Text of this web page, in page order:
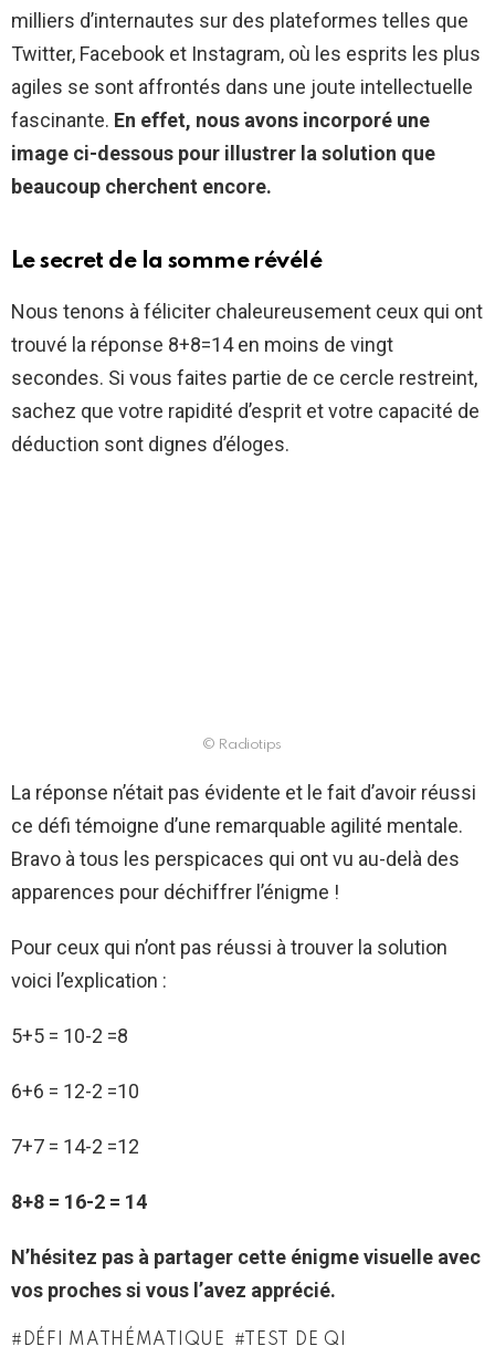
milliers d’internautes sur des plateformes telles que
Twitter, Facebook et Instagram, où les esprits les plus
agiles se sont affrontés dans une joute intellectuelle
fascinante. En effet, nous avons incorporé une
image ci-dessous pour illustrer la solution que
beaucoup cherchent encore.
Le secret de la somme révélé
Nous tenons à féliciter chaleureusement ceux qui ont
trouvé la réponse 8+8=14 en moins de vingt
secondes. Si vous faites partie de ce cercle restreint,
sachez que votre rapidité d’esprit et votre capacité de
déduction sont dignes d’éloges.
© Radiotips
La réponse n’était pas évidente et le fait d’avoir réussi
ce défi témoigne d’une remarquable agilité mentale.
Bravo à tous les perspicaces qui ont vu au-delà des
apparences pour déchiffrer l’énigme !
Pour ceux qui n’ont pas réussi à trouver la solution
voici l’explication :
5+5 = 10-2 =8
6+6 = 12-2 =10
7+7 = 14-2 =12
8+8 = 16-2 = 14
N’hésitez pas à partager cette énigme visuelle avec
vos proches si vous l’avez apprécié.
DÉFI MATHÉMATIQUE TEST DE QI